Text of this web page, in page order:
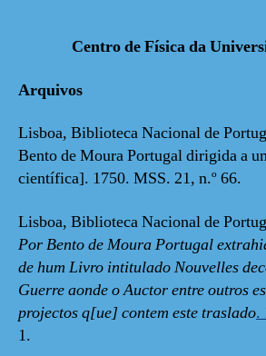
Centro de Física da
Arquivos
Lisboa, Biblioteca Nacional de
Bento de Moura Portugal dirigida a
científica]. 1750. MSS. 21, n.º 66.
Lisboa, Biblioteca Nacional de
Por Bento de Moura Portugal
de hum Livro intitulado Nouvelles
Guerre aonde o Auctor entre outros
projectos q[ue] contem este traslado.
1.